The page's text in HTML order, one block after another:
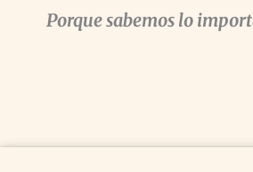
Porque sabemos lo